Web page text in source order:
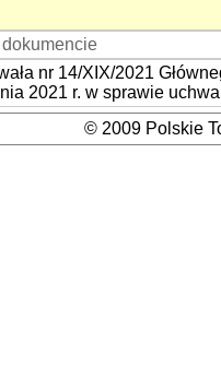
dokumencie
nr 14/XIX/2021
2021 r. w sprawie
© 2009 Polskie